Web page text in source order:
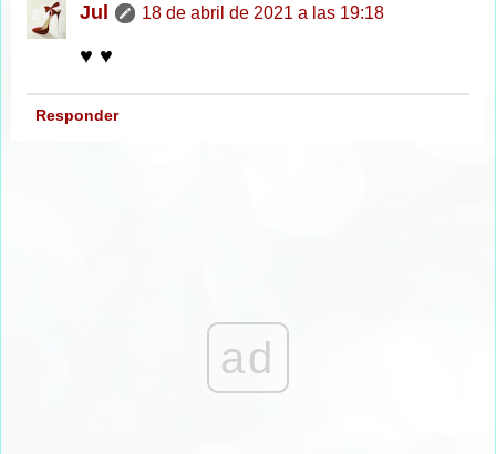
Jul 18 de abril de 2021 a las 19:18
♥ ♥
Responder
ad